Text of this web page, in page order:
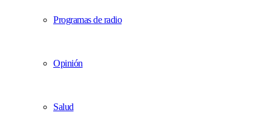
Programas de radio
Opinión
Salud